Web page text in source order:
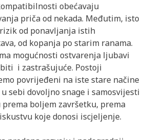
obećavaju
priča od nekada. Međutim, isto
od ponavljanja istih
od kopanja po starim ranama.
mogućnosti ostvarenja ljubavi
i zastrašujuće. Postoji
povrijeđeni na iste stare načine
sebi dovoljno snage i samosvijesti
prema boljem završetku, prema
koje donosi iscjeljenje.